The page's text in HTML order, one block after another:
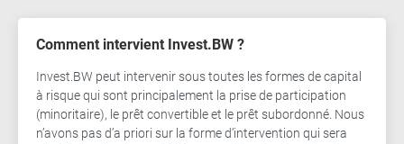
Comment intervient Invest.BW ?
Invest.BW peut intervenir sous toutes les formes de capital
à risque qui sont principalement la prise de participation
(minoritaire), le prêt convertible et le prêt subordonné. Nous
n’avons pas d’a priori sur la forme d’intervention qui sera